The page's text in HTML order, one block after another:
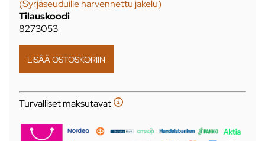
(Syrjäseuduille harvennettu jakelu)
Tilauskoodi
8273053
Turvalliset maksutavat